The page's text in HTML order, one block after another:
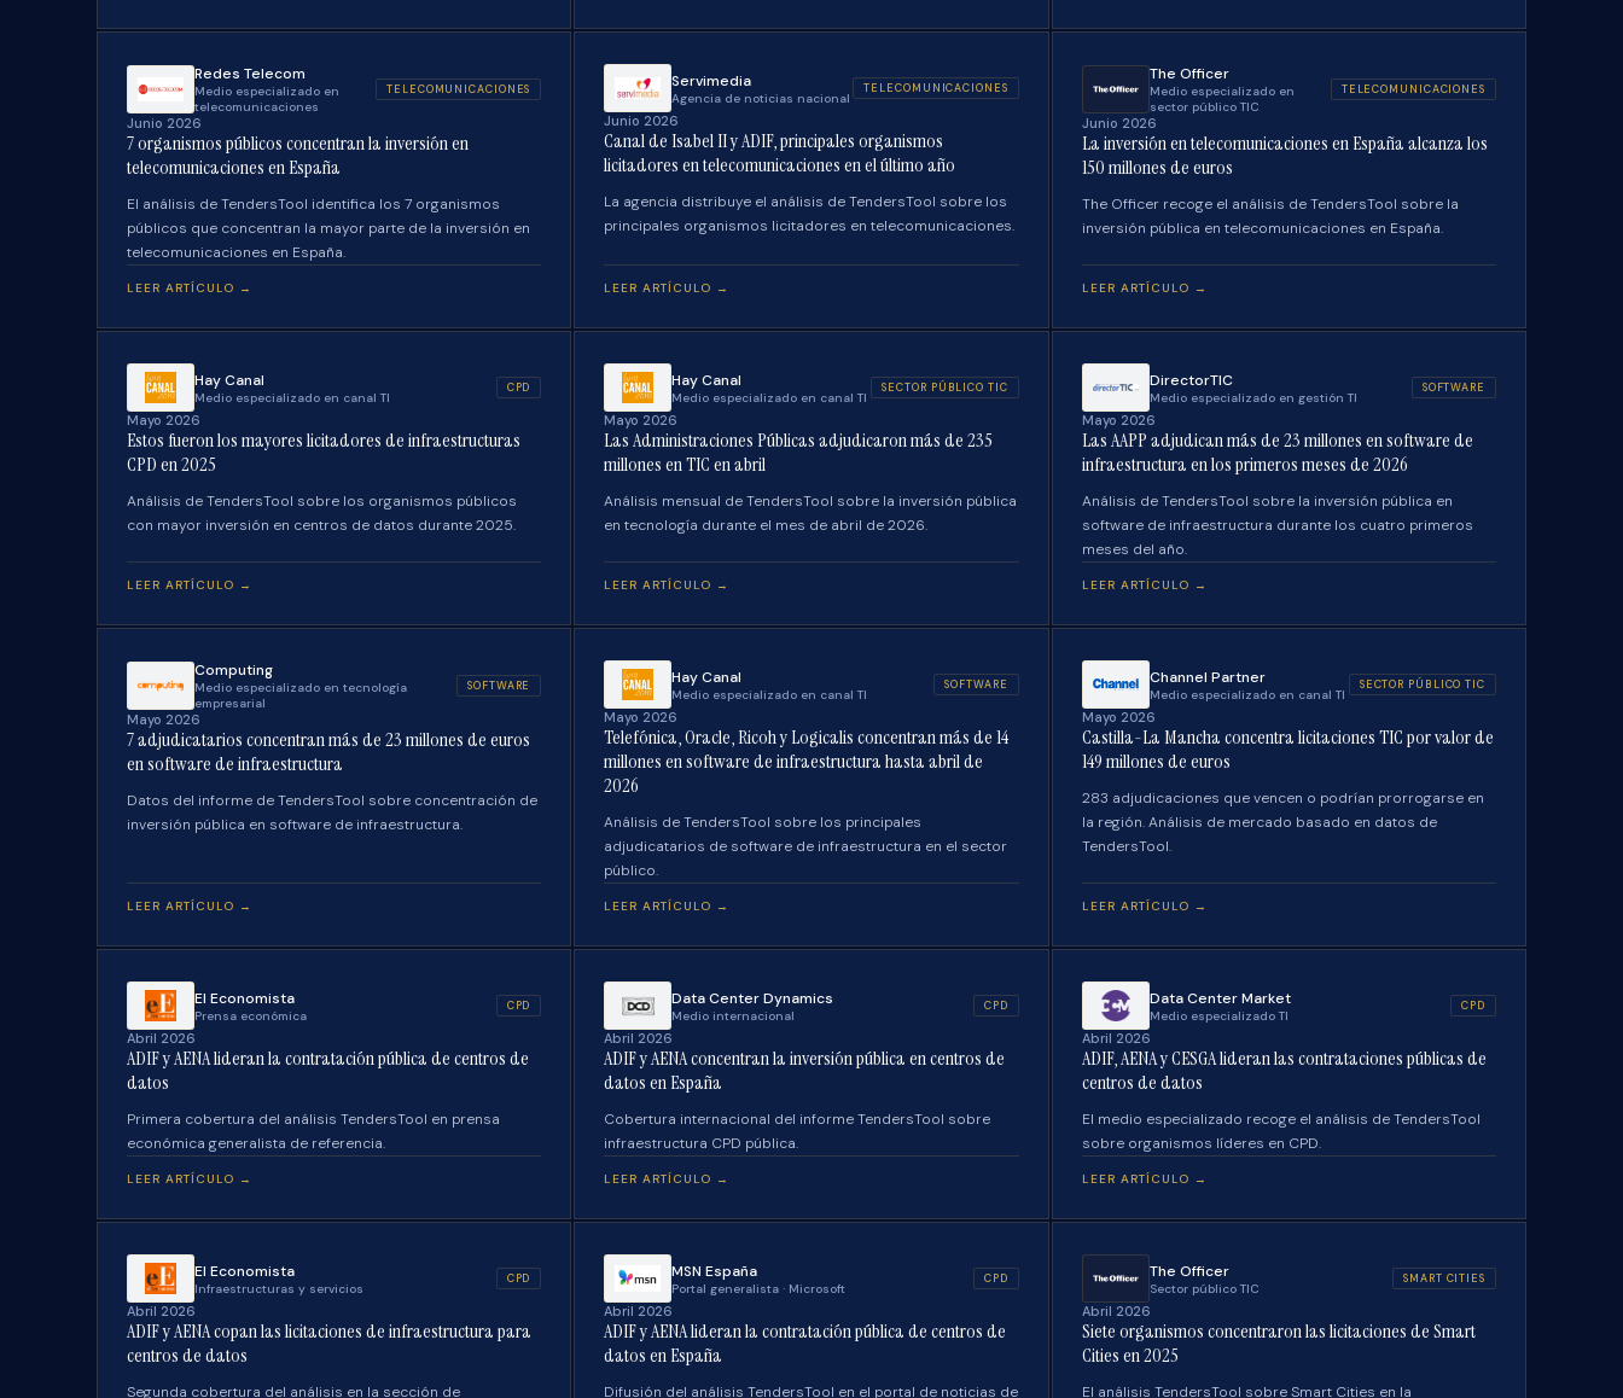
Redes Telecom
Medio especializado en
telecomunicaciones
TELECOMUNICACIONES
Junio 2026
7 organismos públicos concentran la inversión en
telecomunicaciones en España
El análisis de TendersTool identifica los 7 organismos
públicos que concentran la mayor parte de la inversión en
telecomunicaciones en España.
LEER ARTÍCULO →
Servimedia
Agencia de noticias nacional
TELECOMUNICACIONES
Junio 2026
Canal de Isabel II y ADIF, principales organismos
licitadores en telecomunicaciones en el último año
La agencia distribuye el análisis de TendersTool sobre los
principales organismos licitadores en telecomunicaciones.
LEER ARTÍCULO →
The Officer
Medio especializado en
sector público TIC
TELECOMUNICACIONES
Junio 2026
La inversión en telecomunicaciones en España alcanza los
150 millones de euros
The Officer recoge el análisis de TendersTool sobre la
inversión pública en telecomunicaciones en España.
LEER ARTÍCULO →
Hay Canal
Medio especializado en canal TI
CPD
Mayo 2026
Estos fueron los mayores licitadores de infraestructuras
CPD en 2025
Análisis de TendersTool sobre los organismos públicos
con mayor inversión en centros de datos durante 2025.
LEER ARTÍCULO →
Hay Canal
Medio especializado en canal TI
SECTOR PÚBLICO TIC
Mayo 2026
Las Administraciones Públicas adjudicaron más de 235
millones en TIC en abril
Análisis mensual de TendersTool sobre la inversión pública
en tecnología durante el mes de abril de 2026.
LEER ARTÍCULO →
DirectorTIC
Medio especializado en gestión TI
SOFTWARE
Mayo 2026
Las AAPP adjudican más de 23 millones en software de
infraestructura en los primeros meses de 2026
Análisis de TendersTool sobre la inversión pública en
software de infraestructura durante los cuatro primeros
meses del año.
LEER ARTÍCULO →
Computing
Medio especializado en tecnología
empresarial
SOFTWARE
Mayo 2026
7 adjudicatarios concentran más de 23 millones de euros
en software de infraestructura
Datos del informe de TendersTool sobre concentración de
inversión pública en software de infraestructura.
LEER ARTÍCULO →
Hay Canal
Medio especializado en canal TI
SOFTWARE
Mayo 2026
Telefónica, Oracle, Ricoh y Logicalis concentran más de 14
millones en software de infraestructura hasta abril de
2026
Análisis de TendersTool sobre los principales
adjudicatarios de software de infraestructura en el sector
público.
LEER ARTÍCULO →
Channel Partner
Medio especializado en canal TI
SECTOR PÚBLICO TIC
Mayo 2026
Castilla-La Mancha concentra licitaciones TIC por valor de
149 millones de euros
283 adjudicaciones que vencen o podrían prorrogarse en
la región. Análisis de mercado basado en datos de
TendersTool.
LEER ARTÍCULO →
El Economista
Prensa económica
CPD
Abril 2026
ADIF y AENA lideran la contratación pública de centros de
datos
Primera cobertura del análisis TendersTool en prensa
económica generalista de referencia.
LEER ARTÍCULO →
Data Center Dynamics
Medio internacional
CPD
Abril 2026
ADIF y AENA concentran la inversión pública en centros de
datos en España
Cobertura internacional del informe TendersTool sobre
infraestructura CPD pública.
LEER ARTÍCULO →
Data Center Market
Medio especializado TI
CPD
Abril 2026
ADIF, AENA y CESGA lideran las contrataciones públicas de
centros de datos
El medio especializado recoge el análisis de TendersTool
sobre organismos líderes en CPD.
LEER ARTÍCULO →
El Economista
Infraestructuras y servicios
CPD
Abril 2026
ADIF y AENA copan las licitaciones de infraestructura para
centros de datos
Segunda cobertura del análisis en la sección de
MSN España
Portal generalista · Microsoft
CPD
Abril 2026
ADIF y AENA lideran la contratación pública de centros de
datos en España
Difusión del análisis TendersTool en el portal de noticias de
The Officer
Sector público TIC
SMART CITIES
Abril 2026
Siete organismos concentraron las licitaciones de Smart
Cities en 2025
El análisis TendersTool sobre Smart Cities en la